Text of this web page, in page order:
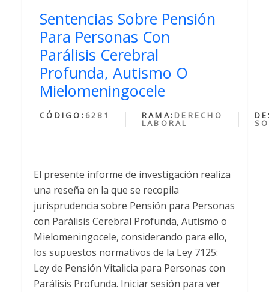
Sentencias Sobre Pensión
Para Personas Con
Parálisis Cerebral
Profunda, Autismo O
Mielomeningocele
CÓDIGO: 6281 RAMA: DERECHO
LABORAL
El presente informe de investigación realiza
una reseña en la que se recopila
jurisprudencia sobre Pensión para Personas
con Parálisis Cerebral Profunda, Autismo o
Mielomeningocele, considerando para ello,
los supuestos normativos de la Ley 7125:
Ley de Pensión Vitalicia para Personas con
Parálisis Profunda. Iniciar sesión para ver